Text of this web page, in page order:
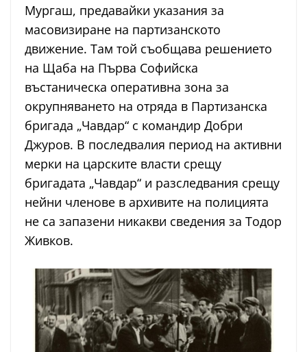
Мургаш, предавайки указания за
масовизиране на партизанското
движение. Там той съобщава решението
на Щаба на Първа Софийска
въстаническа оперативна зона за
окрупняването на отряда в Партизанска
бригада „Чавдар“ с командир Добри
Джуров. В последвалия период на активни
мерки на царските власти срещу
бригадата „Чавдар“ и разследвания срещу
нейни членове в архивите на полицията
не са запазени никакви сведения за Тодор
Живков.